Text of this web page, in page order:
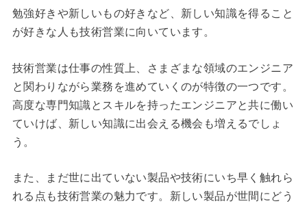
勉強好きや新しいもの好きなど、新しい知識を得ること
が好きな人も技術営業に向いています。
技術営業は仕事の性質上、さまざまな領域のエンジニア
と関わりながら業務を進めていくのが特徴の一つです。
高度な専門知識とスキルを持ったエンジニアと共に働い
ていけば、新しい知識に出会える機会も増えるでしょ
う。
また、まだ世に出ていない製品や技術にいち早く触れら
れる点も技術営業の魅力です。新しい製品が世間にどう